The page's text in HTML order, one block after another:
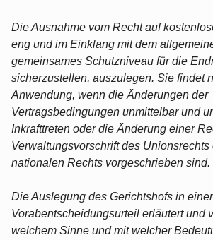
Die Ausnahme vom Recht auf
eng und im Einklang mit dem
gemeinsames Schutzniveau für die
sicherzustellen, auszulegen. Sie findet
Anwendung, wenn die Änderungen der
Vertragsbedingungen unmittelbar und
Inkrafttreten oder die Änderung einer
Verwaltungsvorschrift des Unionsrechts
nationalen Rechts vorgeschrieben sind.
Die Auslegung des Gerichtshofs in
Vorabentscheidungsurteil erläutert und
welchem Sinne und mit welcher